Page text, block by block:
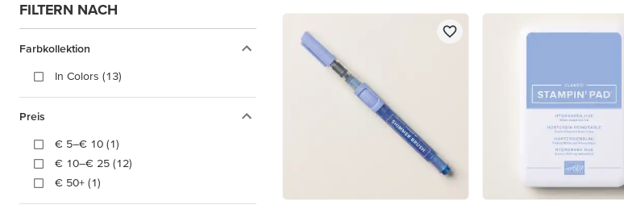
FILTERN NACH
Farbkollektion
In Colors (13)
Preis
€ 5–€ 10 (1)
€ 10–€ 25 (12)
€ 50+ (1)